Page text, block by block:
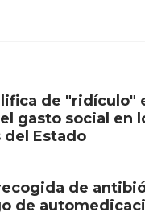
de "ridículo"
gasto social en
del Estado
de
de